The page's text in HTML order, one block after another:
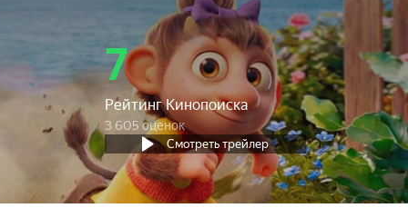
7
Рейтинг Кинопоиска
3 605 оценок
Смотреть трейлер